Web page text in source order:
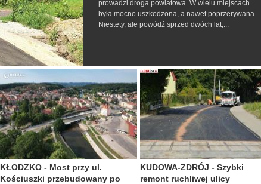
prowadzi droga powiatowa. W wielu miejscach
była mocno uszkodzona, a nawet poprzerywana.
Niestety, ale powódź sprzed dwóch lat,...
KŁODZKO - Most przy ul.
Kościuszki przebudowany po
KUDOWA-ZDRÓJ - Szybki
remont ruchliwej ulicy